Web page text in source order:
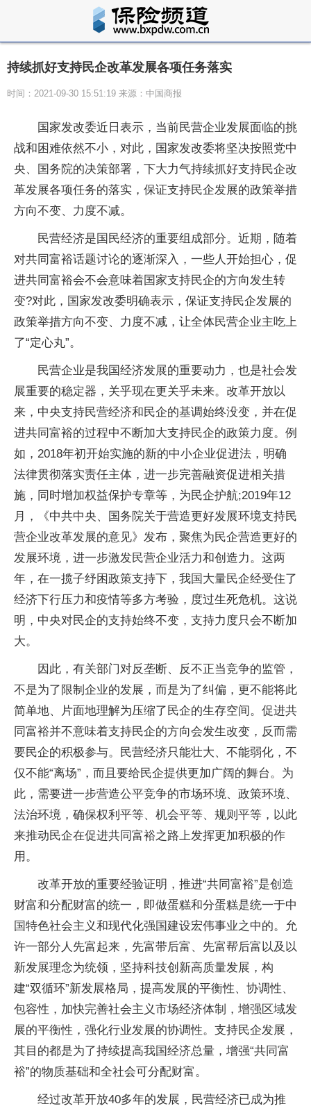
持续抓好支持民企改革发展各项任务落实
时间：2021-09-30 15:51:19 来源：中国商报
国家发改委近日表示，当前民营企业发展面临的挑
战和困难依然不小，对此，国家发改委将坚决按照党中
央、国务院的决策部署，下大力气持续抓好支持民企改
革发展各项任务的落实，保证支持民企发展的政策举措
方向不变、力度不减。
民营经济是国民经济的重要组成部分。近期，随着
对共同富裕话题讨论的逐渐深入，一些人开始担心，促
进共同富裕会不会意味着国家支持民企的方向发生转
变?对此，国家发改委明确表示，保证支持民企发展的
政策举措方向不变、力度不减，让全体民营企业主吃上
了“定心丸”。
民营企业是我国经济发展的重要动力，也是社会发
展重要的稳定器，关乎现在更关乎未来。改革开放以
来，中央支持民营经济和民企的基调始终没变，并在促
进共同富裕的过程中不断加大支持民企的政策力度。例
如，2018年初开始实施的新的中小企业促进法，明确
法律贯彻落实责任主体，进一步完善融资促进相关措
施，同时增加权益保护专章等，为民企护航;2019年12
月，《中共中央、国务院关于营造更好发展环境支持民
营企业改革发展的意见》发布，聚焦为民企营造更好的
发展环境，进一步激发民营企业活力和创造力。这两
年，在一揽子纾困政策支持下，我国大量民企经受住了
经济下行压力和疫情等多方考验，度过生死危机。这说
明，中央对民企的支持始终不变，支持力度只会不断加
大。
因此，有关部门对反垄断、反不正当竞争的监管，
不是为了限制企业的发展，而是为了纠偏，更不能将此
简单地、片面地理解为压缩了民企的生存空间。促进共
同富裕并不意味着支持民企的方向会发生改变，反而需
要民企的积极参与。民营经济只能壮大、不能弱化，不
仅不能“离场”，而且要给民企提供更加广阔的舞台。为
此，需要进一步营造公平竞争的市场环境、政策环境、
法治环境，确保权利平等、机会平等、规则平等，以此
来推动民企在促进共同富裕之路上发挥更加积极的作
用。
改革开放的重要经验证明，推进“共同富裕”是创造
财富和分配财富的统一，即做蛋糕和分蛋糕是统一于中
国特色社会主义和现代化强国建设宏伟事业之中的。允
许一部分人先富起来，先富带后富、先富帮后富以及以
新发展理念为统领，坚持科技创新高质量发展，构
建“双循环”新发展格局，提高发展的平衡性、协调性、
包容性，加快完善社会主义市场经济体制，增强区域发
展的平衡性，强化行业发展的协调性。支持民企发展，
其目的都是为了持续提高我国经济总量，增强“共同富
裕”的物质基础和全社会可分配财富。
经过改革开放40多年的发展，民营经济已成为推